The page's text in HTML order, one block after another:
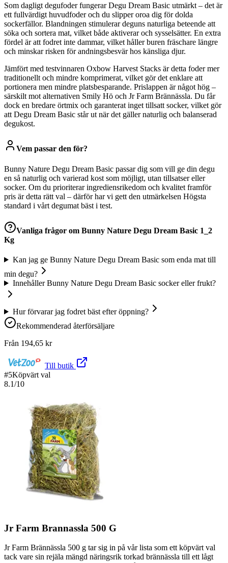
Som dagligt degufoder fungerar Degu Dream Basic utmärkt – det är
ett fullvärdigt huvudfoder och du slipper oroa dig för dolda
sockerfällor. Blandningen stimulerar deguns naturliga beteende att
söka och sortera mat, vilket både aktiverar och sysselsätter. En extra
fördel är att fodret inte dammar, vilket håller buren fräschare längre
och minskar risken för andningsbesvär hos känsliga djur.
Jämfört med testvinnaren Oxbow Harvest Stacks är detta foder mer
traditionellt och mindre komprimerat, vilket gör det enklare att
portionera men mindre platsbesparande. Prislappen är något hög –
särskilt mot alternativen Smily Hö och Jr Farm Brännässla. Du får
dock en bredare örtmix och garanterat inget tillsatt socker, vilket gör
att Degu Dream Basic står ut när det gäller naturlig och balanserad
degukost.
Vem passar den för?
Bunny Nature Degu Dream Basic passar dig som vill ge din degu
en så naturlig och varierad kost som möjligt, utan tillsatser eller
socker. Om du prioriterar ingrediensrikedom och kvalitet framför
pris är detta rätt val – därför har vi gett den utmärkelsen Högsta
standard i vårt degumat bäst i test.
Vanliga frågor om Bunny Nature Degu Dream Basic 1_2
Kg
Kan jag ge Bunny Nature Degu Dream Basic som enda mat till
min degu?
Innehåller Bunny Nature Degu Dream Basic socker eller frukt?
Hur förvarar jag fodret bäst efter öppning?
Rekommenderad återförsäljare
Från 194,65 kr
Till butik
#5Köpvärt val
8.1/10
Jr Farm Brannassla 500 G
Jr Farm Brännässla 500 g tar sig in på vår lista som ett köpvärt val
tack vare sin rejäla mängd näringsrik torkad brännässla till ett lågt